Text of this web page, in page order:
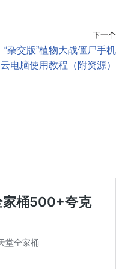
下一个
“杂交版”植物大战僵尸手机
云电脑使用教程（附资源）